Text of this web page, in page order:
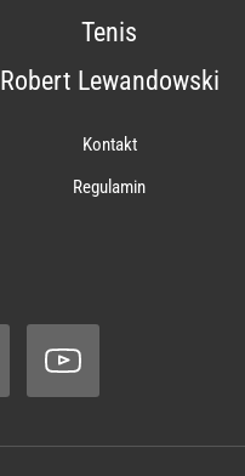
Tenis
Robert Lewandowski
Kontakt
Regulamin